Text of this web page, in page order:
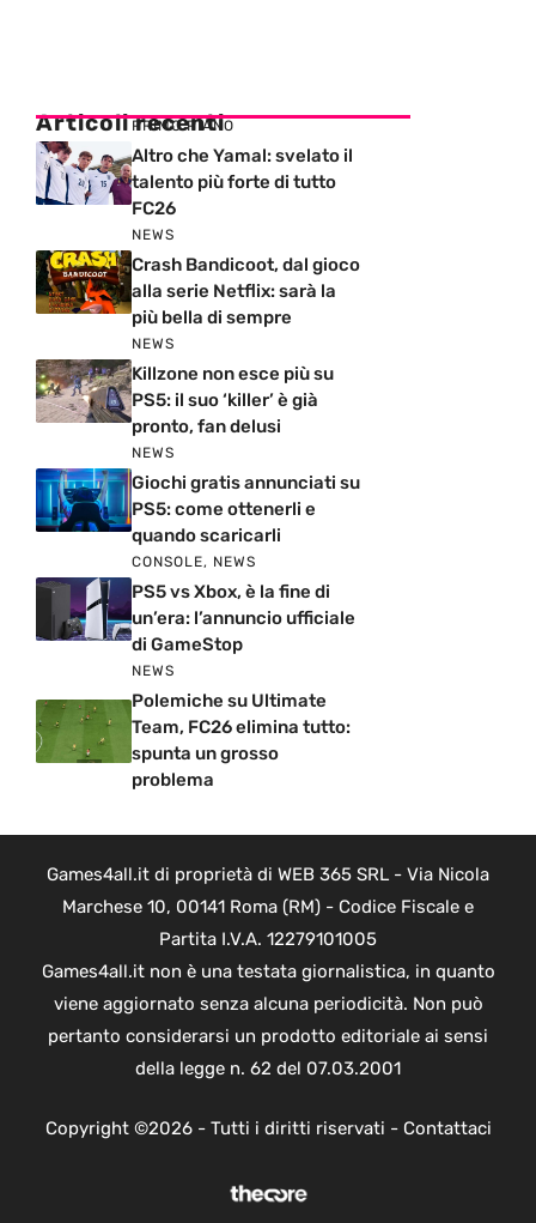
Articoli recenti
PRIMO PIANO
Altro che Yamal: svelato il
talento più forte di tutto
FC26
NEWS
Crash Bandicoot, dal gioco
alla serie Netflix: sarà la
più bella di sempre
NEWS
Killzone non esce più su
PS5: il suo ‘killer’ è già
pronto, fan delusi
NEWS
Giochi gratis annunciati su
PS5: come ottenerli e
quando scaricarli
CONSOLE, NEWS
PS5 vs Xbox, è la fine di
un’era: l’annuncio ufficiale
di GameStop
NEWS
Polemiche su Ultimate
Team, FC26 elimina tutto:
spunta un grosso
problema
Games4all.it di proprietà di WEB 365 SRL - Via Nicola
Marchese 10, 00141 Roma (RM) - Codice Fiscale e
Partita I.V.A. 12279101005
Games4all.it non è una testata giornalistica, in quanto
viene aggiornato senza alcuna periodicità. Non può
pertanto considerarsi un prodotto editoriale ai sensi
della legge n. 62 del 07.03.2001
Copyright ©2026 - Tutti i diritti riservati - Contattaci